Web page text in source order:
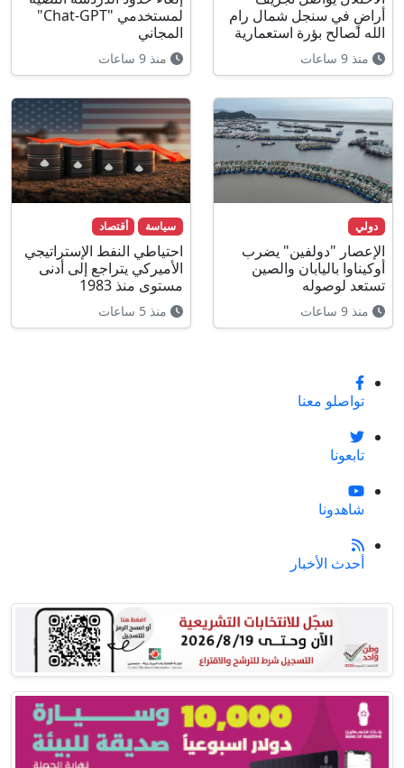
أراضٍ في سنجل شمال رام
الله لصالح بؤرة استعمارية
منذ 9 ساعات
لمستخدمي "Chat-GPT"
المجاني
منذ 9 ساعات
دولي
الإعصار "دولفين" يضرب
أوكيناوا باليابان والصين
تستعد لوصوله
منذ 9 ساعات
سياسة أقتصاد
احتياطي النفط الإستراتيجي
الأميركي يتراجع إلى أدنى
مستوى منذ 1983
منذ 5 ساعات
تواصلو معنا
تابعونا
شاهدونا
أحدث الأخبار